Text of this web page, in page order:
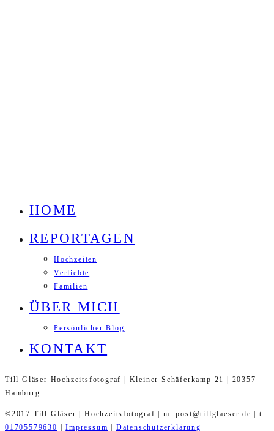
HOME
REPORTAGEN
Hochzeiten
Verliebte
Familien
ÜBER MICH
Persönlicher Blog
KONTAKT
Till Gläser Hochzeitsfotograf | Kleiner Schäferkamp 21 | 20357
Hamburg
©2017 Till Gläser | Hochzeitsfotograf | m. post@tillglaeser.de | t.
01705579630
|Impressum Datenschutzerklärung